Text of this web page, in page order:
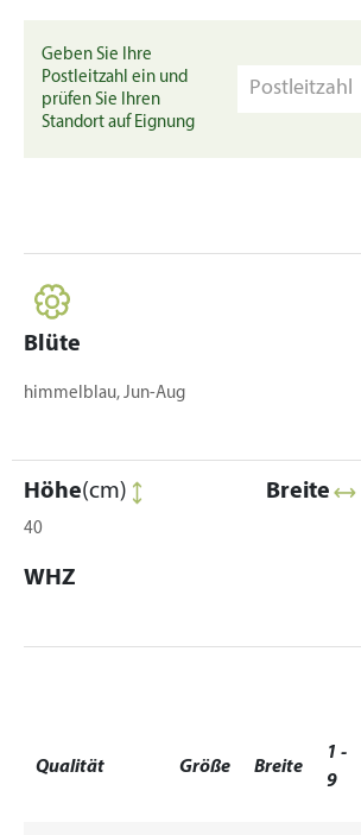
Geben Sie Ihre
Postleitzahl ein und
prüfen Sie Ihren
Standort auf Eignung
Blüte
himmelblau, Jun-Aug
Höhe(cm)
40
Breite
WHZ
Qualität Größe Breite
1 -
9